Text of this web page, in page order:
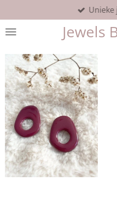
direct
naar
hoofdinhoud
Jewels
Unieke